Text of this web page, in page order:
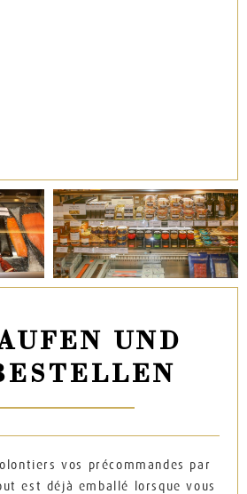
UND
vos précommandes par
est déjà emballé lorsque vous